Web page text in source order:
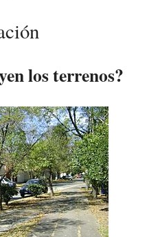
los terrenos?